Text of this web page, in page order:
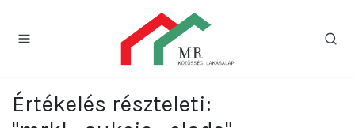
Értékelés részteleti: